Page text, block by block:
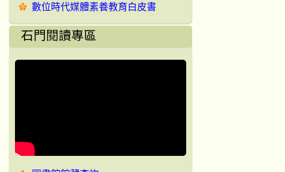
數位時代媒體素養教育白皮書
石門閱讀專區